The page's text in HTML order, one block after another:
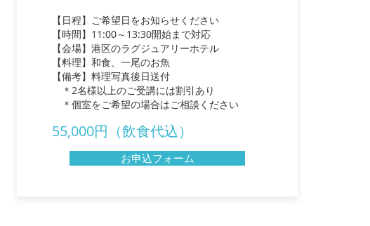
【日程】ご希望日をお知らせください
【時間】11:00～13:30開始まで対応
【会場】港区のラグジュアリーホテル
【料理】和食、一尾のお魚
【備考】料理写真後日送付
​ ＊2名様以上のご受講には割引あり
​ ＊個室をご希望の場合はご相談ください
55,000円（飲食代込）
お申込フォーム